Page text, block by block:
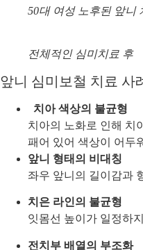
50대 여성 노후된 앞니
전체적인 심미치료 후
앞니 심미보철 치료 사
치아 색상의 불균형
치아의 노화로 인해 치
패어 있어 색상이 어두
앞니 형태의 비대칭
좌우 앞니의 길이감과
치은 라인의 불균형
잇몸선 높이가 일정하
전치부 배열의 부조화